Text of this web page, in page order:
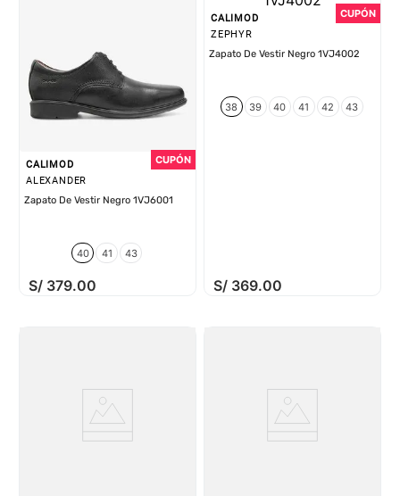
CALIMOD
ALEXANDER
Zapato De Vestir Negro 1VJ6001
40 41 43
S/ 379.00
CALIMOD
ZEPHYR
Zapato De Vestir Negro 1VJ4002
38 39 40 41 42 43
S/ 369.00